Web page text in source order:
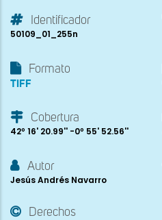
Identificador
50109_01_255n
Formato
TIFF
Cobertura
42º 16' 20.99'' -0º 55' 52.56''
Autor
Jesús Andrés Navarro
Derechos